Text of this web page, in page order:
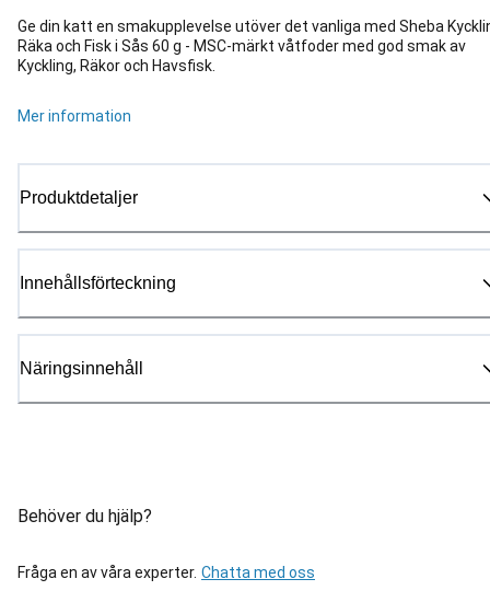
Ge din katt en smakupplevelse utöver det vanliga med Sheba
Räka och Fisk i Sås 60 g - MSC-märkt våtfoder med god smak av
Kyckling, Räkor och Havsfisk.
Mer information
Produktdetaljer
Innehållsförteckning
Näringsinnehåll
Behöver du hjälp?
Fråga en av våra experter. Chatta med oss